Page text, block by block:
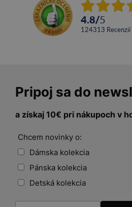
4.8/5
124313 recenzií
Pripoj sa do
a získaj 10€ pri nákupoch v
Chcem novinky o:
Dámska kolekcia
Pánska kolekcia
Detská kolekcia